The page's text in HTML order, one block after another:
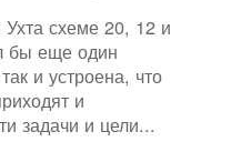
схеме 20, 12 и
бы еще один
и устроена, что
и
задачи и цели...